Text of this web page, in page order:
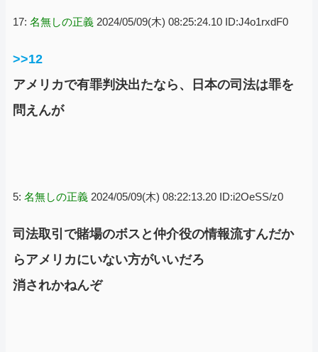
17: 名無しの正義 2024/05/09(木) 08:25:24.10 ID:J4o1rxdF0
>>12
アメリカで有罪判決出たなら、日本の司法は罪を
問えんが
5: 名無しの正義 2024/05/09(木) 08:22:13.20 ID:i2OeSS/z0
司法取引で賭場のボスと仲介役の情報流すんだか
らアメリカにいない方がいいだろ
消されかねんぞ